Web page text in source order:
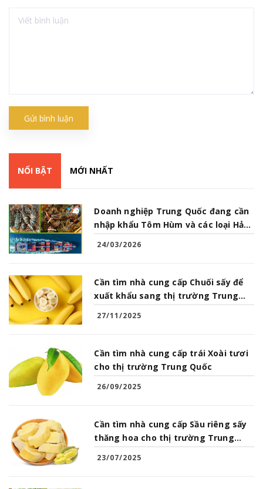
Gửi bình luận
NỔI BẬT MỚI NHẤT
Doanh nghiệp Trung Quốc đang cần
nhập khẩu Tôm Hùm và các loại Hải
24/03/2026
Cần tìm nhà cung cấp Chuối sấy để
xuất khẩu sang thị trường Trung
27/11/2025
Cần tìm nhà cung cấp trái Xoài tươi
cho thị trường Trung Quốc
26/09/2025
Cần tìm nhà cung cấp Sầu riêng sấy
thăng hoa cho thị trường Trung
23/07/2025